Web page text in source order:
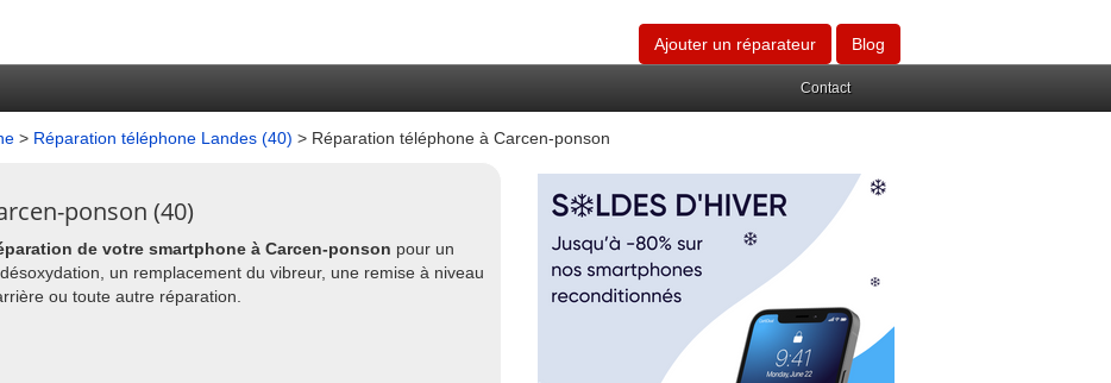
Ajouter un réparateur Blog
Contact
> Réparation téléphone Landes (40) > Réparation téléphone à Carcen-ponson
ponson (40)
de votre smartphone à Carcen-ponson pour un
un remplacement du vibreur, une remise à niveau
ou toute autre réparation.